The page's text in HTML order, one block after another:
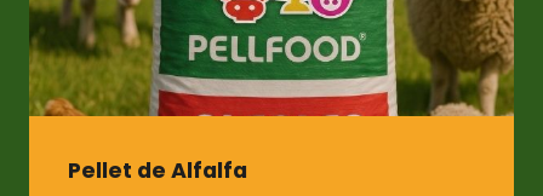
Pellet de Alfalfa